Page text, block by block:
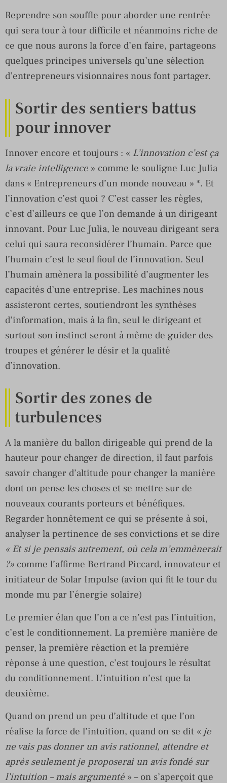
Reprendre son souffle pour aborder une rentrée
qui sera tour à tour difficile et néanmoins riche de
ce que nous aurons la force d’en faire, partageons
quelques principes universels qu’une sélection
d’entrepreneurs visionnaires nous font partager.
Sortir des sentiers battus
pour innover
Innover encore et toujours : « L’innovation c’est ça
la vraie intelligence » comme le souligne Luc Julia
dans « Entrepreneurs d’un monde nouveau » *. Et
l’innovation c’est quoi ? C’est casser les règles,
c’est d’ailleurs ce que l’on demande à un dirigeant
innovant. Pour Luc Julia, le nouveau dirigeant sera
celui qui saura reconsidérer l’humain. Parce que
l’humain c’est le seul fioul de l’innovation. Seul
l’humain amènera la possibilité d’augmenter les
capacités d’une entreprise. Les machines nous
assisteront certes, soutiendront les synthèses
d’information, mais à la fin, seul le dirigeant et
surtout son instinct seront à même de guider des
troupes et générer le désir et la qualité
d’innovation.
Sortir des zones de
turbulences
A la manière du ballon dirigeable qui prend de la
hauteur pour changer de direction, il faut parfois
savoir changer d’altitude pour changer la manière
dont on pense les choses et se mettre sur de
nouveaux courants porteurs et bénéfiques.
Regarder honnêtement ce qui se présente à soi,
analyser la pertinence de ses convictions et se dire
« Et si je pensais autrement, où cela m’emmènerait
?» comme l’affirme Bertrand Piccard, innovateur et
initiateur de Solar Impulse (avion qui fit le tour du
monde mu par l’énergie solaire)
Le premier élan que l’on a ce n’est pas l’intuition,
c’est le conditionnement. La première manière de
penser, la première réaction et la première
réponse à une question, c’est toujours le résultat
du conditionnement. L’intuition n’est que la
deuxième.
Quand on prend un peu d’altitude et que l’on
réalise la force de l’intuition, quand on se dit « je
ne vais pas donner un avis rationnel, attendre et
après seulement je proposerai un avis fondé sur
l’intuition – mais argumenté » – on s’aperçoit que